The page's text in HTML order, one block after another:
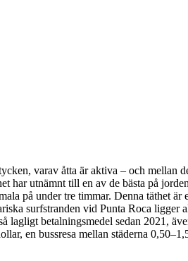
varav åtta är aktiva – och mellan
har utnämnt till en av de bästa på
på under tre timmar. Denna täthet
surfstranden vid Punta Roca
lagligt betalningsmedel sedan 2021,
en bussresa mellan städerna